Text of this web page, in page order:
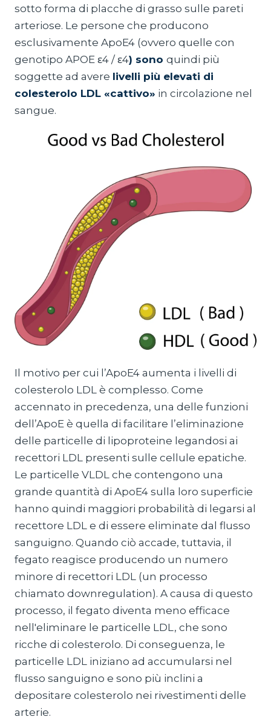
sotto forma di placche di grasso sulle pareti
arteriose. Le persone che producono
esclusivamente ApoE4 (ovvero quelle con
genotipo APOE ε4 / ε4) sono quindi più
soggette ad avere livelli più elevati di
colesterolo LDL «cattivo» in circolazione nel
sangue.
Il motivo per cui l’ApoE4 aumenta i livelli di
colesterolo LDL è complesso. Come
accennato in precedenza, una delle funzioni
dell’ApoE è quella di facilitare l’eliminazione
delle particelle di lipoproteine legandosi ai
recettori LDL presenti sulle cellule epatiche.
Le particelle VLDL che contengono una
grande quantità di ApoE4 sulla loro superficie
hanno quindi maggiori probabilità di legarsi al
recettore LDL e di essere eliminate dal flusso
sanguigno. Quando ciò accade, tuttavia, il
fegato reagisce producendo un numero
minore di recettori LDL (un processo
chiamato downregulation). A causa di questo
processo, il fegato diventa meno efficace
nell'eliminare le particelle LDL, che sono
ricche di colesterolo. Di conseguenza, le
particelle LDL iniziano ad accumularsi nel
flusso sanguigno e sono più inclini a
depositare colesterolo nei rivestimenti delle
arterie.